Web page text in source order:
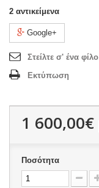
2 αντικείμενα
Google+
Στείλτε σ' ένα φίλο
Εκτύπωση
1 600,00€
Ποσότητα